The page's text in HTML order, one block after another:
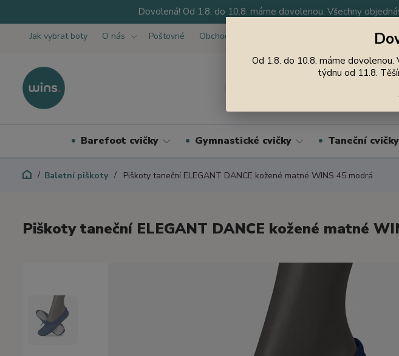
Dovolená! Od 1.8. do 10.8. máme dovolenou. Všechny
Jak vybrat boty O nás Poštovné Obchodní podmínky Nevíte
Barefoot cvičky Gymnastické cvičky Taneční cvičky
Baletní piškoty Piškoty taneční ELEGANT DANCE kožené matné WINS 45 modrá
Piškoty taneční ELEGANT DANCE kožené matné
Od 1.8. do 10.8. máme
týdnu od 11.8.